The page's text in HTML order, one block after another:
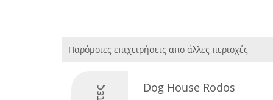
Παρόμοιες επιχειρήσεις απο άλλες περιοχές
Dog House Rodos